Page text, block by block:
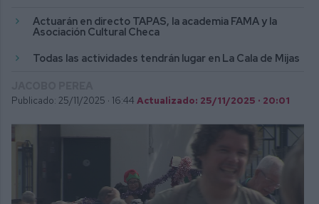
Actuarán en directo TAPAS, la academia FAMA y la
Asociación Cultural Checa
Todas las actividades tendrán lugar en La Cala de Mijas
Publicado: 25/11/2025 · 16:44 Actualizado: 25/11/2025 · 20:01